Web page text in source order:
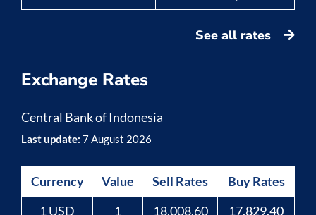
See all rates
Exchange Rates
Central Bank of Indonesia
Last update: 7 August 2026
Currency Value Sell Rates
Buy Rates
1 USD
1 18,008.60 17,829.40